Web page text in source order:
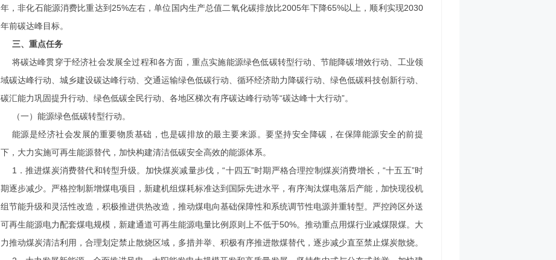
年，非化石能源消费比重达到25%左右，单位国内生产总值二氧化碳排放比2005年下降65%以上，顺利实现2030
年前碳达峰目标。
三、重点任务
将碳达峰贯穿于经济社会发展全过程和各方面，重点实施能源绿色低碳转型行动、节能降碳增效行动、工业领
域碳达峰行动、城乡建设碳达峰行动、交通运输绿色低碳行动、循环经济助力降碳行动、绿色低碳科技创新行动、
碳汇能力巩固提升行动、绿色低碳全民行动、各地区梯次有序碳达峰行动等“碳达峰十大行动”。
（一）能源绿色低碳转型行动。
能源是经济社会发展的重要物质基础，也是碳排放的最主要来源。要坚持安全降碳，在保障能源安全的前提
下，大力实施可再生能源替代，加快构建清洁低碳安全高效的能源体系。
1．推进煤炭消费替代和转型升级。 加快煤炭减量步伐，“十四五”时期严格合理控制煤炭消费增长，“十五五”时
期逐步减少。严格控制新增煤电项目，新建机组煤耗标准达到国际先进水平，有序淘汰煤电落后产能，加快现役机
组节能升级和灵活性改造，积极推进供热改造，推动煤电向基础保障性和系统调节性电源并重转型。严控跨区外送
可再生能源电力配套煤电规模，新建通道可再生能源电量比例原则上不低于50%。推动重点用煤行业减煤限煤。大
力推动煤炭清洁利用，合理划定禁止散烧区域，多措并举、积极有序推进散煤替代，逐步减少直至禁止煤炭散烧。